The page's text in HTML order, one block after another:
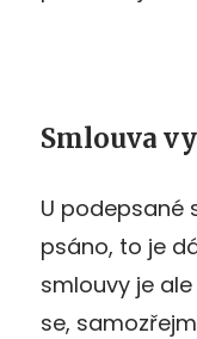
Smlouva
U podepsané
psáno, to je
smlouvy je
se,